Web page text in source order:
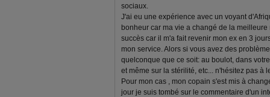
sociaux.
J'ai eu une expérience avec un voyant
bonheur car ma vie a changé de la
succès car il m'a fait revenir mon ex en 3
mon service. Alors si vous avez des
quelconque que ce soit: au boulot, dans
et même sur la stérilité, etc... n'hésitez pas à
Pour mon cas , mon copain s'est mis à
jour je suis tombé sur le commentaire d'un